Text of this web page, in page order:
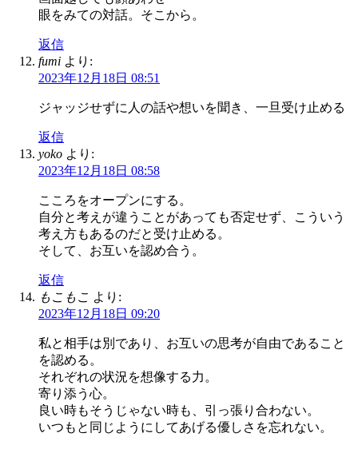
眼をみての対話。そこから。
返信
fumi より:
2023年12月18日 08:51
ジャッジせずに人の話や想いを聞き、一旦受け止める
返信
yoko より:
2023年12月18日 08:58
こころをオープンにする。
自分と考えが違うことがあっても否定せず、こういう
考え方もあるのだと受け止める。
そして、お互いを認め合う。
返信
もこもこ より:
2023年12月18日 09:20
私と相手は別であり、お互いの思考が自由であること
を認める。
それぞれの状況を想像する力。
寄り添う心。
良い時もそうじゃない時も、引っ張り合わない。
いつもと同じようにしてあげる優しさを忘れない。